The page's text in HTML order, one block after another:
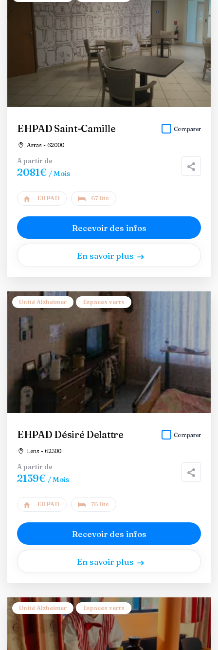
EHPAD Saint-Camille
Arras - 62000
Comparer
A partir de
2081€ / Mois
EHPAD 67 lits
Recevoir des infos
En savoir plus
Unité Alzheimer Espaces verts
EHPAD Désiré Delattre
Lens - 62300
Comparer
A partir de
2139€ / Mois
EHPAD 76 lits
Recevoir des infos
En savoir plus
Unité Alzheimer Espaces verts